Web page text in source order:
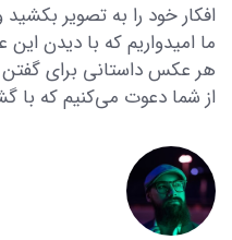
افکار خود را به تصویر بکشید
ما امیدواریم که با دیدن
هر عکس داستانی برای گفتن
از شما دعوت می‌کنیم که با